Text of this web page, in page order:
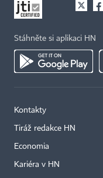
Stáhněte si aplikaci HN
Kontakty
Tiráž redakce HN
Economia
Kariéra v HN